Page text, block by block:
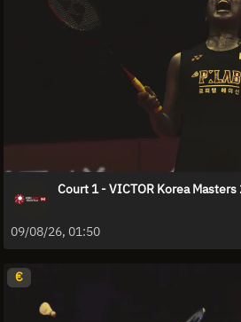
Court 1 - VICTOR Korea
09/08/26, 01:50
€